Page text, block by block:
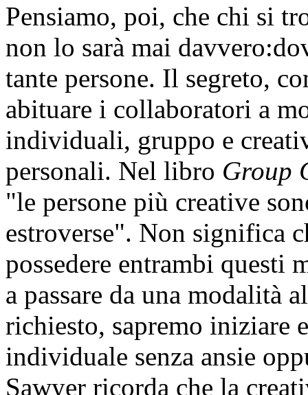
Pensiamo, poi, che chi si
non lo sarà mai
tante persone. Il segreto,
abituare i collaboratori a
individuali, gruppo e
personali. Nel libro Group
"le persone più creative
estroverse". Non significa
possedere entrambi questi
a passare da una modalità
richiesto, sapremo iniziare
individuale senza ansie
Sawyer ricorda che la